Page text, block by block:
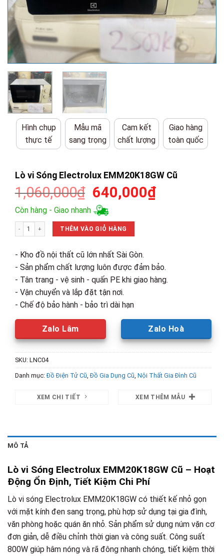
Hình chụp
thực tế
Mẫu mã
sang trọng
Cam kết
chất lượng
Giao hàng
toàn quốc
Lò vi Sóng Electrolux EMM20K18GW Cũ
1,060,000₫ Giá
gốc
là:
1,060,000₫.
640,000₫Giá
Còn hàng - Giao nhanh
Lò vi Sóng Electrolux EMM20K18GW Cũ số lượng
THÊM VÀO GIỎ HÀNG
- Kho đồ nội thất cũ lớn nhất Sài Gòn.
- Sản phẩm chất lượng luôn được đảm bảo.
- Tân trang - vệ sinh - quấn PE khi giao hàng.
- Vận chuyển và lắp đặt tận nơi.
- Chế độ bảo hành - bảo trì dài hạn
Zalo Lâm Zalo Hoà
SKU: LNC04
Danh mục:Đồ Điện Tử Cũ,Đồ Gia Dụng Cũ, Nội Thất Gia Đình Cũ
XEM CHI TIẾT XEM THÊM MẪU
MÔ TẢ
Lò vi Sóng Electrolux EMM20K18GW Cũ – Hoạt
Động Ổn Định, Tiết Kiệm Chi Phí
Lò vi sóng Electrolux EMM20K18GW có thiết kế nhỏ gọn
với mặt kính đen sang trọng, phù hợp sử dụng tại gia đình,
văn phòng hoặc quán ăn nhỏ. Sản phẩm sử dụng núm vặn cơ
đơn giản, dễ điều chỉnh thời gian và công suất. Công suất
800W giúp hâm nóng và rã đông nhanh chóng, tiết kiệm thời